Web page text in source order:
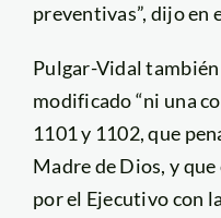
preventivas”, dijo en
Pulgar-Vidal también
modificado “ni una
1101 y 1102, que
Madre de Dios, y
por el Ejecutivo con